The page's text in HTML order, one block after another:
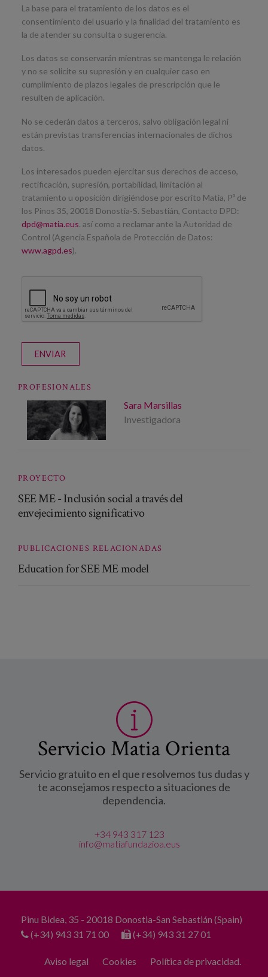
La base para el tratamiento de los datos es el
consentimiento del usuario y la finalidad del tratamiento es
la de atender su consulta o sugerencia.
Los datos se conservarán mientras se mantenga le relación
y no se solicite su supresión y en cualquier caso en
cumplimiento de plazos legales de prescripción que le
resulten de aplicación.
No se cederán datos a terceros, salvo obligación legal ni
están previstas transferencias internacionales de dichos
datos.
Los interesados pueden ejercitar sus derechos de acceso,
rectificación, supresión, portabilidad, limitación al
tratamiento u oposición dirigiéndose por escrito Matia, Pº de
los Pinos 35, 20018 Donostia-S. Sebastián, Contacto DPD:
dpd@matia.eus. así como a reclamar ante la Autoridad de
Control (Agencia Española de Protección de Datos:
www.agpd.es).
ENVIAR
PROFESIONALES
Sara Marsillas
Investigadora
PROYECTO
SEE ME - Inclusión social a través del
envejecimiento significativo
PUBLICACIONES RELACIONADAS
Education for SEE ME model
Servicio Matia Orienta
Servicio gratuito en el que resolvemos tus dudas y
te aconsejamos respecto a situaciones de
dependencia.
+34 943 317 123
info@matiafundazioa.eus
Pinu Bidea, 35 - 20018 Donostia-San Sebastián (Spain)
(+34) 943 31 71 00
(+34) 943 31 27 01
Aviso legal Cookies Política de privacidad.